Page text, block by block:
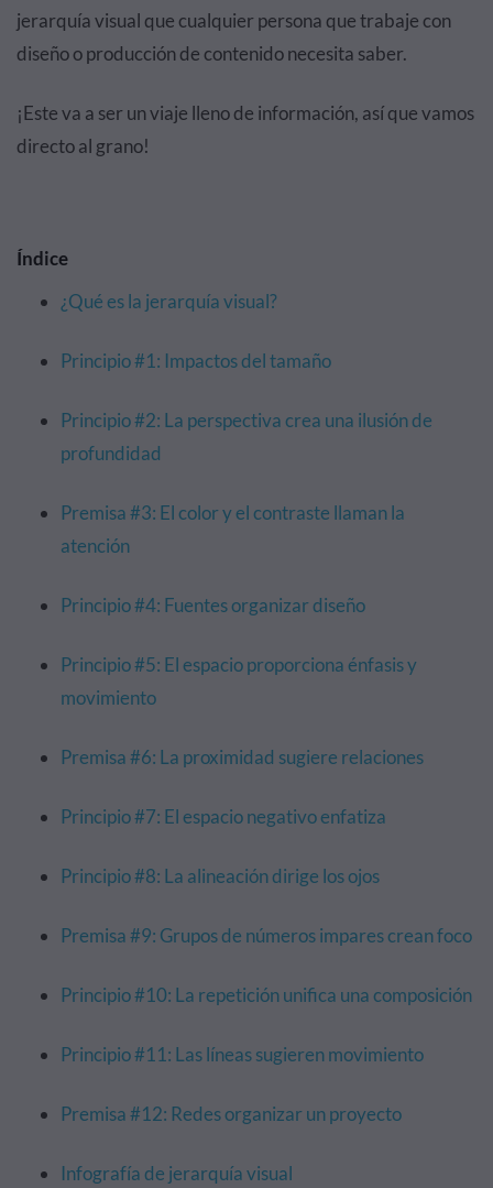
jerarquía visual que cualquier persona que trabaje con
diseño o producción de contenido necesita saber.
¡Este va a ser un viaje lleno de información, así que vamos
directo al grano!
Índice
¿Qué es la jerarquía visual?
Principio #1: Impactos del tamaño
Principio #2: La perspectiva crea una ilusión de
profundidad
Premisa #3: El color y el contraste llaman la
atención
Principio #4: Fuentes organizar diseño
Principio #5: El espacio proporciona énfasis y
movimiento
Premisa #6: La proximidad sugiere relaciones
Principio #7: El espacio negativo enfatiza
Principio #8: La alineación dirige los ojos
Premisa #9: Grupos de números impares crean foco
Principio #10: La repetición unifica una composición
Principio #11: Las líneas sugieren movimiento
Premisa #12: Redes organizar un proyecto
Infografía de jerarquía visual